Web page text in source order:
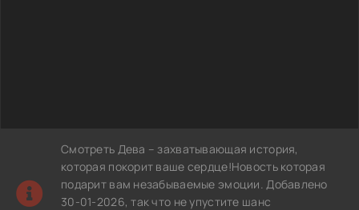
Смотреть Дева – захватывающая история,
которая покорит ваше сердце!Новость которая
подарит вам незабываемые эмоции. Добавлено
30-01-2026, так что не упустите шанс